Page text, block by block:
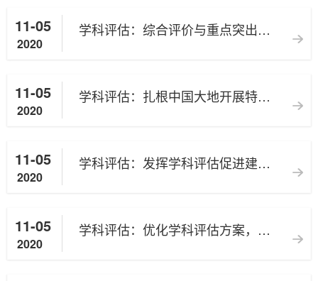
11-05
2020
学科评估：综合评价与重点突出的第五轮学科评估
11-05
2020
学科评估：扎根中国大地开展特色评估 紧扣时代脉搏促进改革创新
11-05
2020
学科评估：发挥学科评估促进建设作用 引导提升创新人才培养质量
11-05
2020
学科评估：优化学科评估方案，强化人才培养核心地位